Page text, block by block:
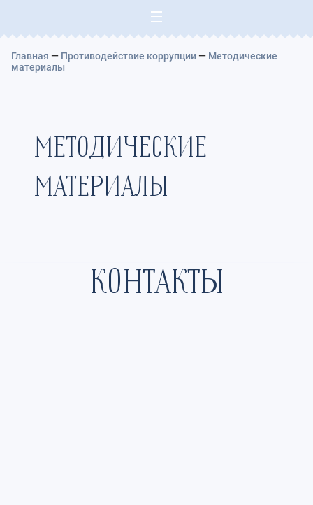
Добро пожаловать на наш сайт!
Главная — Противодействие коррупции — Методические
материалы
МЕТОДИЧЕСКИЕ
МАТЕРИАЛЫ
КОНТАКТЫ